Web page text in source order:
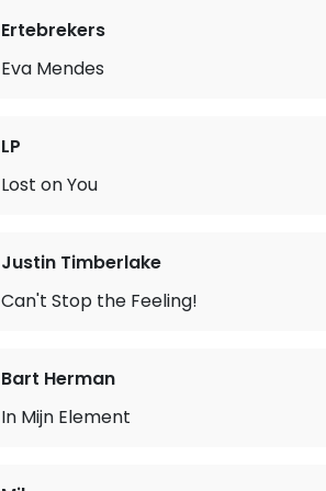
Ertebrekers
Eva Mendes
LP
Lost on You
Justin Timberlake
Can't Stop the Feeling!
Bart Herman
In Mijn Element